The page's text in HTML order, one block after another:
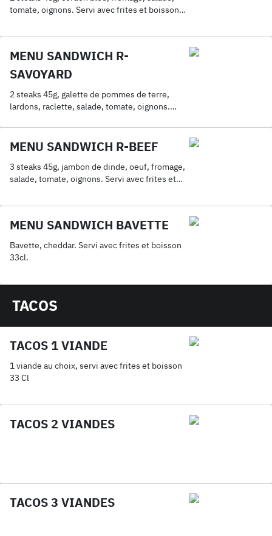
tomate, oignons. Servi avec frites et boisson
MENU SANDWICH R-
SAVOYARD
2 steaks 45g, galette de pommes de terre,
lardons, raclette, salade, tomate, oignons.
MENU SANDWICH R-BEEF
3 steaks 45g, jambon de dinde, oeuf, fromage,
salade, tomate, oignons. Servi avec frites et
MENU SANDWICH BAVETTE
Bavette, cheddar. Servi avec frites et boisson
33cl.
TACOS
TACOS 1 VIANDE
1 viande au choix, servi avec frites et boisson
33 Cl
TACOS 2 VIANDES
TACOS 3 VIANDES